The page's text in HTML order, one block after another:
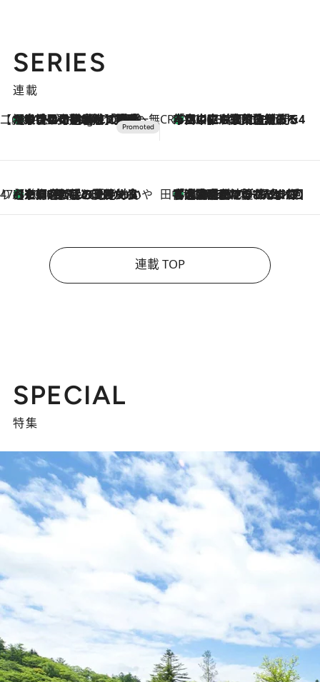
SERIES
連載
【CREA×星野リゾート】唯一無二。癒しと発見が待つ場所へ
11 Hours Ago
【トンボの足水浴】ヒノキの香りに包まれて涼感マックス！約13℃の湧水かけ流しを避暑地「星野温泉 トンボの湯」で体験 CREA'S CHOICE
2026.8.7
「立川にも歌舞伎があるんだよ」 片岡仁左衛門・市川中車ら豪華座組みで4年目の立川立飛歌舞伎へ
47都道府県の手みやげ ひんやりスイーツで夏を満喫
2026.8.7
【京都府】この夏絶対食べたい 冷やしておいしいおやつ3選 ひと口目から心を掴む新緑のテリーヌ 田中稲の勝手に再ブーム
2026.8.7
「湘南乃風に憧れて」観客大盛上がりの“タオル回し”に、ラッパー顔負けの高速歌唱まで…さだまさし（74）のアグレッシブすぎる現在地
連載 TOP
SPECIAL
特集